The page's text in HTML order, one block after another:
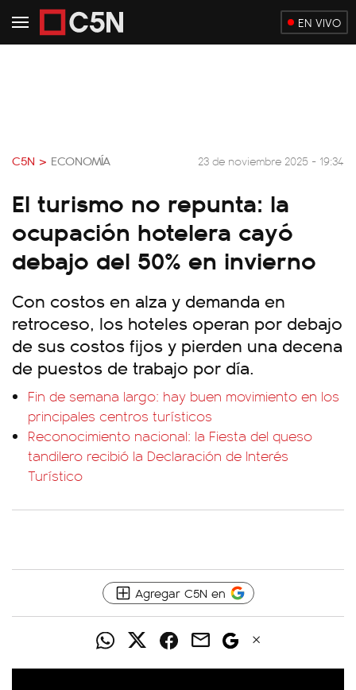
EN VIVO
C5N > ECONOMÍA 23 de noviembre 2025 - 19:34
El turismo no repunta: la
ocupación hotelera cayó
debajo del 50% en invierno
Con costos en alza y demanda en
retroceso, los hoteles operan por debajo
de sus costos fijos y pierden una decena
de puestos de trabajo por día.
Fin de semana largo: hay buen movimiento en los
principales centros turísticos
Reconocimiento nacional: la Fiesta del queso
tandilero recibió la Declaración de Interés
Turístico
Agregar C5N en